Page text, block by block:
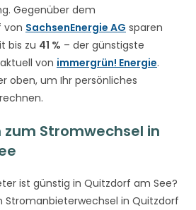
Gegenüber dem
von SachsenEnergie AG sparen
bis zu 41 % – der günstigste
von immergrün! Energie.
oben, um Ihr persönliches
Stromwechsel in
ist günstig in Quitzdorf am See?
Stromanbieterwechsel in Quitzdorf